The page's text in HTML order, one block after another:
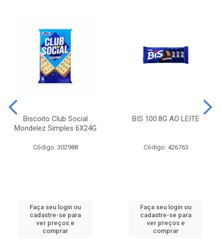
Biscoito Club Social
Mondelez Simples 6X24G
Código: 302988
Faça seu login ou
cadastre-se para
ver preços e
comprar
BIS 100.8G AO LEITE
Código: 426763
Faça seu login ou
cadastre-se para
ver preços e
comprar